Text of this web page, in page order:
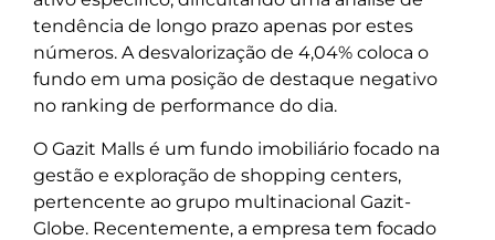
tendência de longo prazo apenas por estes
números. A desvalorização de 4,04% coloca o
fundo em uma posição de destaque negativo
no ranking de performance do dia.
O Gazit Malls é um fundo imobiliário focado na
gestão e exploração de shopping centers,
pertencente ao grupo multinacional Gazit-
Globe. Recentemente, a empresa tem focado